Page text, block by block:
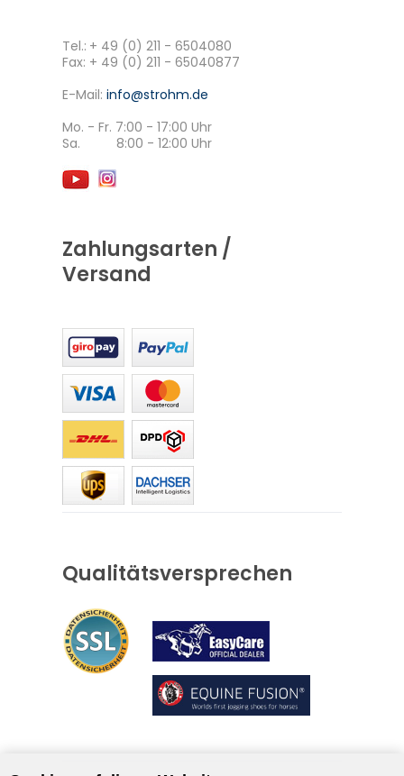
Tel.: + 49 (0) 211 - 6504080
Fax: + 49 (0) 211 - 65040877
E-Mail: info@strohm.de
Mo. - Fr. 7:00 - 17:00 Uhr
Sa. 8:00 - 12:00 Uhr
Zahlungsarten /
Versand
Qualitätsversprechen